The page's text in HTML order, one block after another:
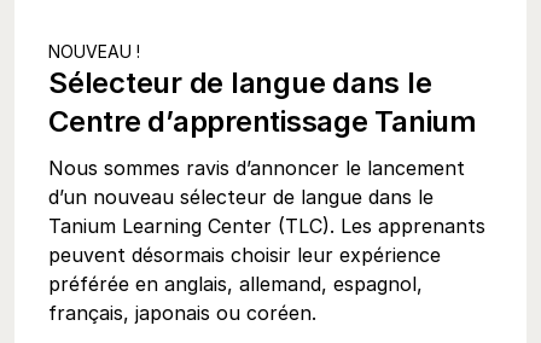
NOUVEAU !
Sélecteur de langue dans le
Centre d’apprentissage Tanium
Nous sommes ravis d’annoncer le lancement
d’un nouveau sélecteur de langue dans le
Tanium Learning Center (TLC). Les apprenants
peuvent désormais choisir leur expérience
préférée en anglais, allemand, espagnol,
français, japonais ou coréen.